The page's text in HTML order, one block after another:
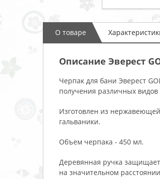
О товаре
Описание Эверест
Черпак для бани Эверест
получения различных видов
Изготовлен из
гальваники.
Объем черпака - 450 мл.
Деревянная ручка
на значительном